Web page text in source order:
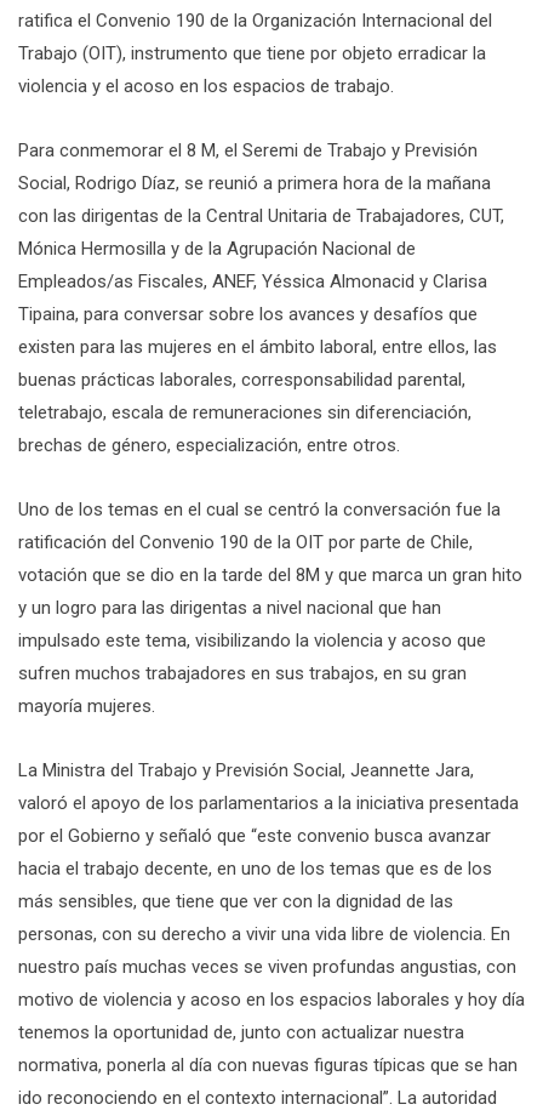
ratifica el Convenio 190 de la Organización Internacional del
Trabajo (OIT), instrumento que tiene por objeto erradicar la
violencia y el acoso en los espacios de trabajo.
Para conmemorar el 8 M, el Seremi de Trabajo y Previsión
Social, Rodrigo Díaz, se reunió a primera hora de la mañana
con las dirigentas de la Central Unitaria de Trabajadores, CUT,
Mónica Hermosilla y de la Agrupación Nacional de
Empleados/as Fiscales, ANEF, Yéssica Almonacid y Clarisa
Tipaina, para conversar sobre los avances y desafíos que
existen para las mujeres en el ámbito laboral, entre ellos, las
buenas prácticas laborales, corresponsabilidad parental,
teletrabajo, escala de remuneraciones sin diferenciación,
brechas de género, especialización, entre otros.
Uno de los temas en el cual se centró la conversación fue la
ratificación del Convenio 190 de la OIT por parte de Chile,
votación que se dio en la tarde del 8M y que marca un gran hito
y un logro para las dirigentas a nivel nacional que han
impulsado este tema, visibilizando la violencia y acoso que
sufren muchos trabajadores en sus trabajos, en su gran
mayoría mujeres.
La Ministra del Trabajo y Previsión Social, Jeannette Jara,
valoró el apoyo de los parlamentarios a la iniciativa presentada
por el Gobierno y señaló que “este convenio busca avanzar
hacia el trabajo decente, en uno de los temas que es de los
más sensibles, que tiene que ver con la dignidad de las
personas, con su derecho a vivir una vida libre de violencia. En
nuestro país muchas veces se viven profundas angustias, con
motivo de violencia y acoso en los espacios laborales y hoy día
tenemos la oportunidad de, junto con actualizar nuestra
normativa, ponerla al día con nuevas figuras típicas que se han
ido reconociendo en el contexto internacional”. La autoridad